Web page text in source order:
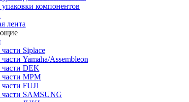
компонентов
лента
Siplace
Yamaha/Assembleon
части DEK
части MPM
FUJI
части SAMSUNG